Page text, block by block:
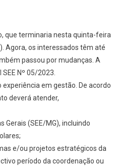
que terminaria nesta quinta-feira
Agora, os interessados têm até
passou por mudanças. A
Nº 05/2023.
em gestão. De acordo
deverá atender,
(SEE/MG), incluindo
e/ou projetos estratégicos da
período da coordenação ou